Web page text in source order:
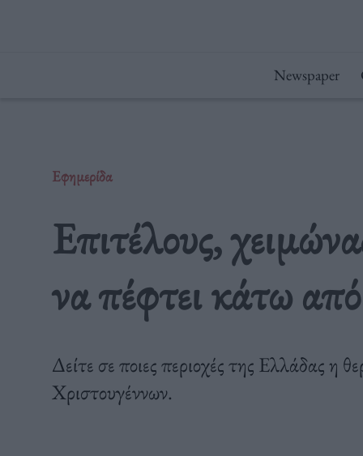
Newspaper
Εφημερίδα
Επιτέλους,
να πέφτει κάτω
Δείτε σε ποιες περιοχές της Ελλάδας η
Χριστουγέννων.